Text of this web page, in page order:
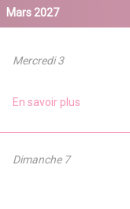
Mars 2027
Mercredi 3
En savoir plus
Dimanche 7